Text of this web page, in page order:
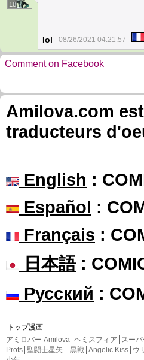
18
Iol 08/26/2021 04:21:57
Comment on Facebook
Amilova.com
traducteurs
English :
Español :
Français :
日本語:
Русский :
トップ漫画
アミロバー Amilova ヘミスフィア スー
Profs 聖闘士星矢 黒戦 Angelic Kiss ウ